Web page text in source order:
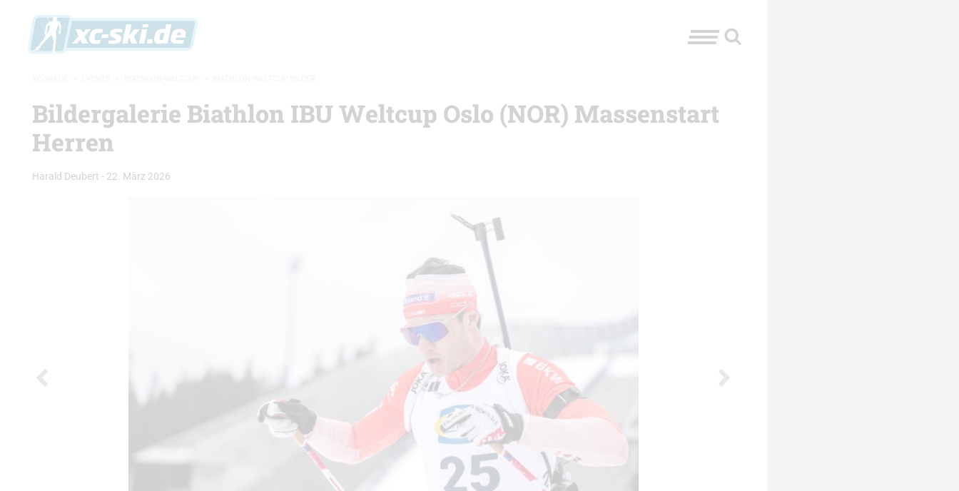
Bildergalerie Biathlon IBU Weltcup Oslo (NOR) Massenstart
Herren
Harald Deubert - 22. März 2026